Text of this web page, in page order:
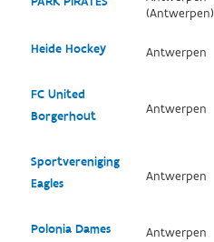
(Antwerpen)
Heide Hockey Antwerpen
FC United
Borgerhout
Antwerpen
Sportvereniging
Eagles
Antwerpen
Polonia Dames Antwerpen